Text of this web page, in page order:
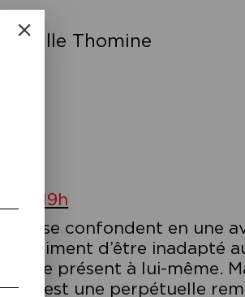
Thomine
19h
vie se confondent en une
sentiment d’être inadapté
présent à lui-même.
il est une perpétuelle